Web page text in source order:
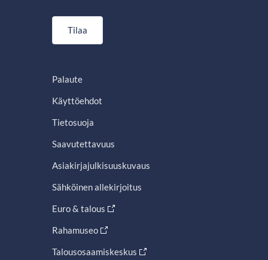
Tilaa
Palaute
Käyttöehdot
Tietosuoja
Saavutettavuus
Asiakirjajulkisuuskuvaus
Sähköinen allekirjoitus
Euro & talous
Rahamuseo
Talousosaamiskeskus